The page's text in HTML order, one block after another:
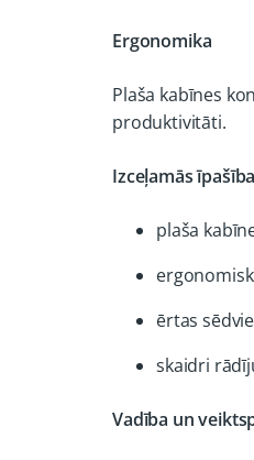
Ergonomika
Plaša kabīnes
produktivitāti.
Izceļamās
plaša
ērtas
skaidri
Vadība un